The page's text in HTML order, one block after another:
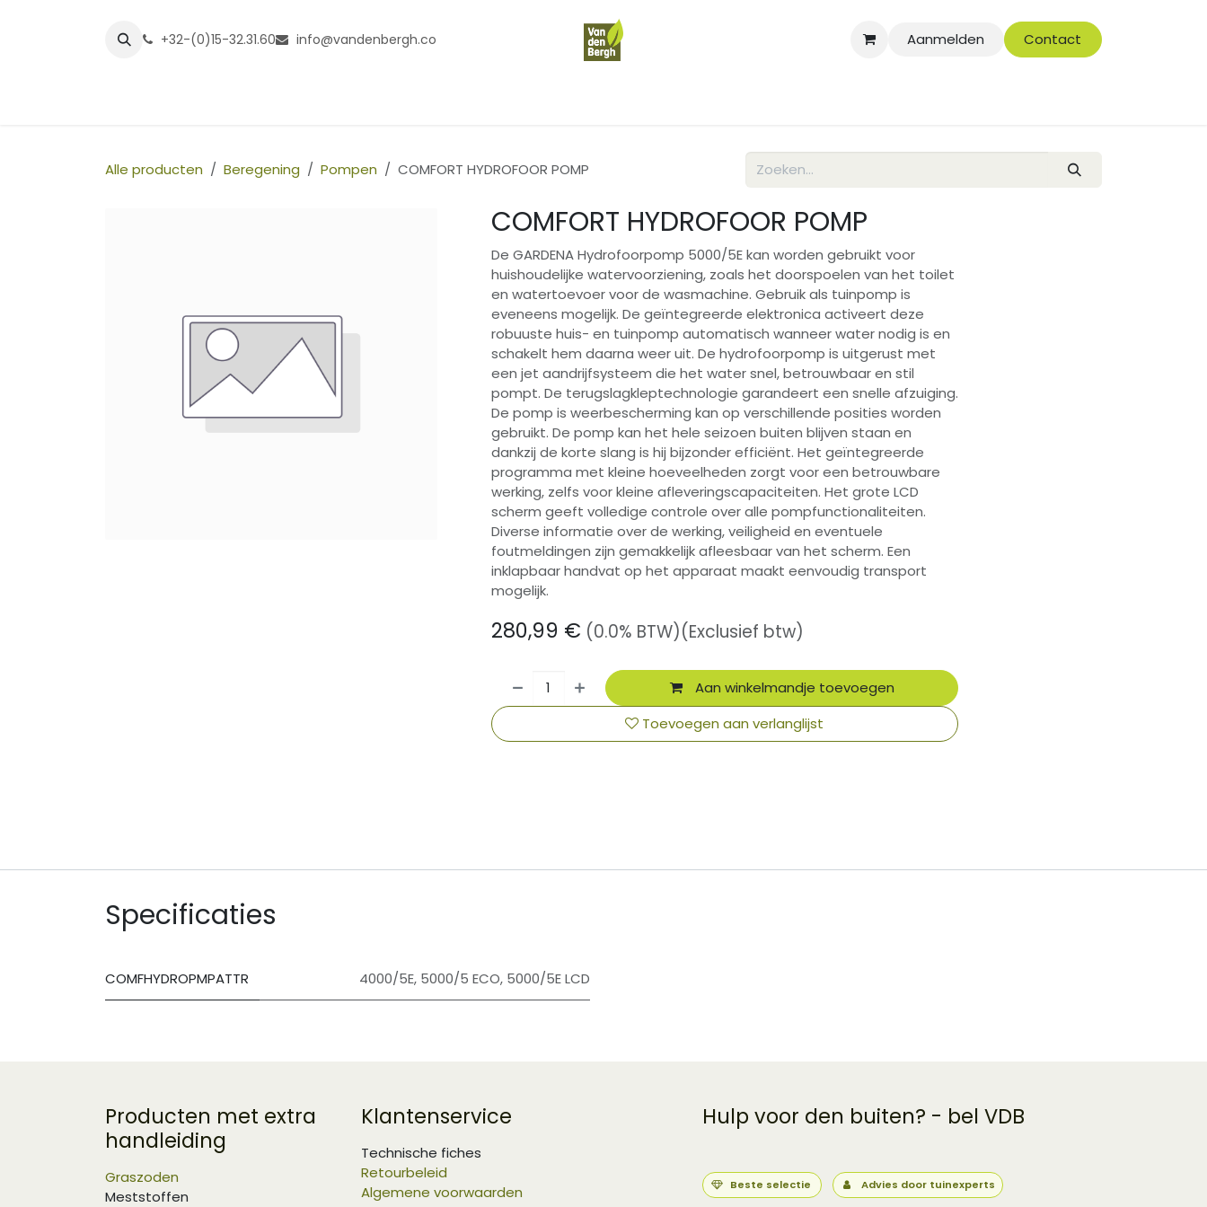
+32-(0)15-32.31.60 info@vandenbergh.co Aanmelden Contact
Alle producten Beregening Pompen COMFORT HYDROFOOR POMP
COMFORT HYDROFOOR POMP
De GARDENA Hydrofoorpomp 5000/5E kan worden gebruikt voor
huishoudelijke watervoorziening, zoals het doorspoelen van het toilet
en watertoevoer voor de wasmachine. Gebruik als tuinpomp is
eveneens mogelijk. De geïntegreerde elektronica activeert deze
robuuste huis- en tuinpomp automatisch wanneer water nodig is en
schakelt hem daarna weer uit. De hydrofoorpomp is uitgerust met
een jet aandrijfsysteem die het water snel, betrouwbaar en stil
pompt. De terugslagkleptechnologie garandeert een snelle afzuiging.
De pomp is weerbescherming kan op verschillende posities worden
gebruikt. De pomp kan het hele seizoen buiten blijven staan en
dankzij de korte slang is hij bijzonder efficiënt. Het geïntegreerde
programma met kleine hoeveelheden zorgt voor een betrouwbare
werking, zelfs voor kleine afleveringscapaciteiten. Het grote LCD
scherm geeft volledige controle over alle pompfunctionaliteiten.
Diverse informatie over de werking, veiligheid en eventuele
foutmeldingen zijn gemakkelijk afleesbaar van het scherm. Een
inklapbaar handvat op het apparaat maakt eenvoudig transport
mogelijk.
280,99 € (0.0% BTW)(Exclusief btw)
Aan winkelmandje toevoegen
Toevoegen aan verlanglijst
Specificaties
COMFHYDROPMPATTR 4000/5E, 5000/5 ECO, 5000/5E LCD
Producten met extra
handleiding
Graszoden
Meststoffen
Klantenservice
Technische fiches
Retourbeleid
Algemene voorwaarden
Hulp voor den buiten? - bel VDB
Beste selectie Advies door tuinexperts